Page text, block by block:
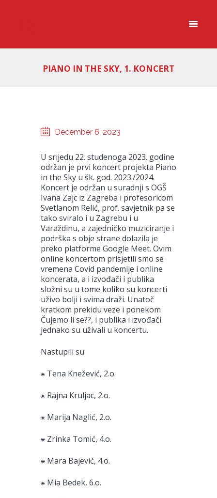
PIANO IN THE SKY, 1. KONCERT
December 6, 2023
U srijedu 22. studenoga 2023. godine
održan je prvi koncert projekta Piano
in the Sky u šk. god. 2023./2024.
Koncert je održan u suradnji s OGŠ
Ivana Zajc iz Zagreba i profesoricom
Svetlanom Relić, prof. savjetnik pa se
tako sviralo i u Zagrebu i u
Varaždinu, a zajedničko muziciranje i
podrška s obje strane dolazila je
preko platforme Google Meet. Ovim
online koncertom prisjetili smo se
vremena Covid pandemije i online
koncerata, a i izvođači i publika
složni su u tome koliko su koncerti
uživo bolji i svima draži. Unatoč
kratkom prekidu veze i ponekom
Čujemo li se??, i publika i izvođači
jednako su uživali u koncertu.
Nastupili su:
⁕ Tena Knežević, 2.o.
⁕ Rajna Kruljac, 2.o.
⁕ Marija Naglić, 2.o.
⁕ Zrinka Tomić, 4.o.
⁕ Mara Bajević, 4.o.
⁕ Mia Bedek, 6.o.